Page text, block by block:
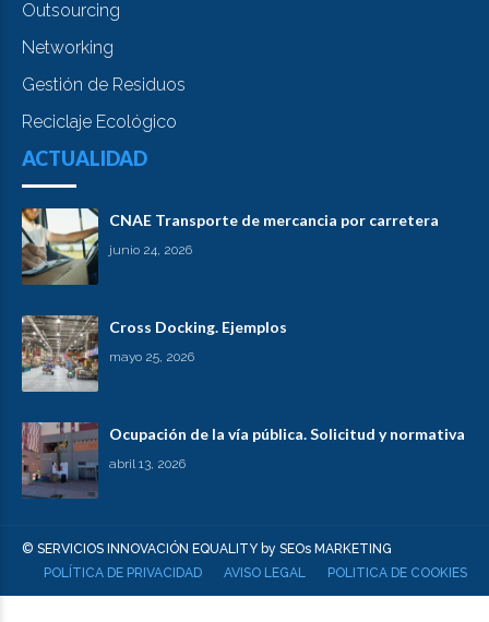
Outsourcing
Networking
Gestión de Residuos
Reciclaje Ecológico
ACTUALIDAD
CNAE Transporte de mercancia por carretera
junio 24, 2026
Cross Docking. Ejemplos
mayo 25, 2026
Ocupación de la vía pública. Solicitud y normativa
abril 13, 2026
© SERVICIOS INNOVACIÓN EQUALITY by SEOs MARKETING
POLÍTICA DE PRIVACIDAD
AVISO LEGAL POLITICA DE COOKIES